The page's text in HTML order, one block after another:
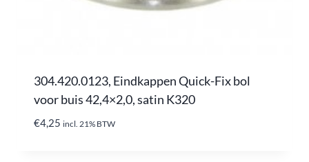
304.420.0123, Eindkappen Quick-Fix bol
voor buis 42,4×2,0, satin K320
€4,25 incl. 21% BTW